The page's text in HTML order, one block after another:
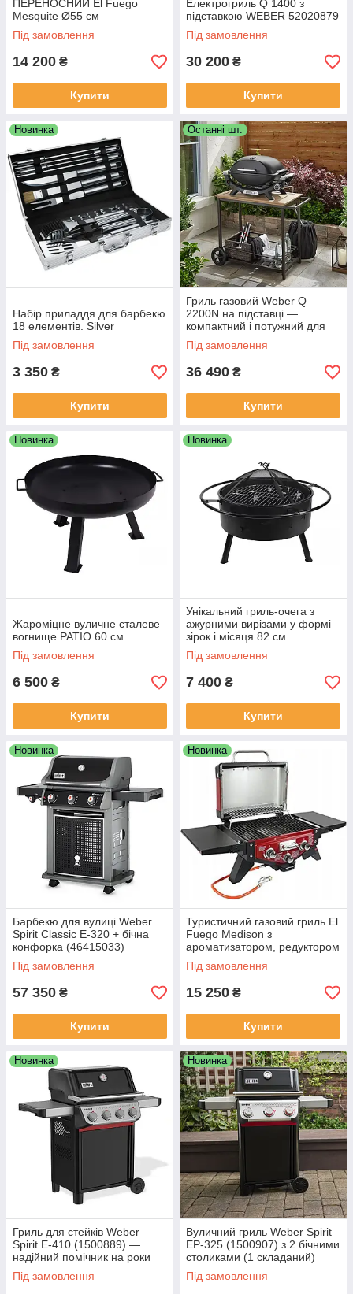
ПЕРЕНОСНИЙ El Fuego
Mesquite Ø55 см
Під замовлення
14 200 ₴
Купити
Електрогриль Q 1400 з
підставкою WEBER 52020879
Під замовлення
30 200 ₴
Купити
Новинка
Набір приладдя для барбекю
18 елементів. Silver
Під замовлення
3 350 ₴
Купити
Останні шт.
Гриль газовий Weber Q
2200N на підставці —
компактний і потужний для
грилінгу
Під замовлення
36 490 ₴
Купити
Новинка
Жароміцне вуличне сталеве
вогнище PATIO 60 см
Під замовлення
6 500 ₴
Купити
Новинка
Унікальний гриль-очега з
ажурними вирізами у формі
зірок і місяця 82 см
Під замовлення
7 400 ₴
Купити
Новинка
Барбекю для вулиці Weber
Spirit Classic E-320 + бічна
конфорка (46415033)
Під замовлення
57 350 ₴
Купити
Новинка
Туристичний газовий гриль El
Fuego Medison з
ароматизатором, редуктором
і складаними полицями
Під замовлення
15 250 ₴
Купити
Новинка
Гриль для стейків Weber
Spirit E-410 (1500889) —
надійний помічник на роки
Під замовлення
Новинка
Вуличний гриль Weber Spirit
EP-325 (1500907) з 2 бічними
столиками (1 складаний)
Під замовлення